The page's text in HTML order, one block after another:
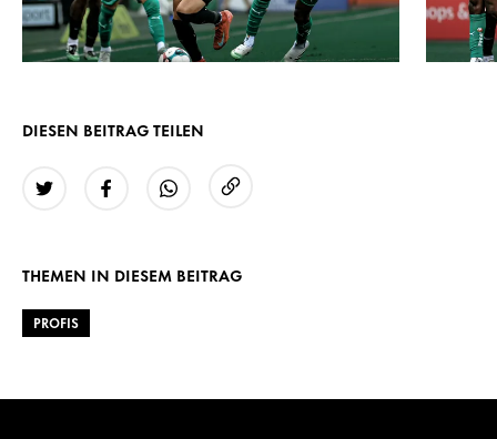
DIESEN BEITRAG TEILEN
THEMEN IN DIESEM BEITRAG
PROFIS